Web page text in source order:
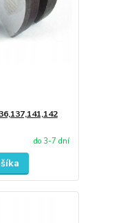
do 3-7 dní